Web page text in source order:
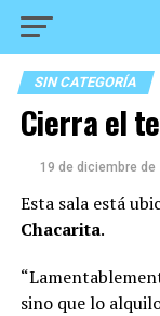
SIN CATEGORÍA
Cierra el
19 de diciembre de
Esta sala está
Chacarita.
sino que lo